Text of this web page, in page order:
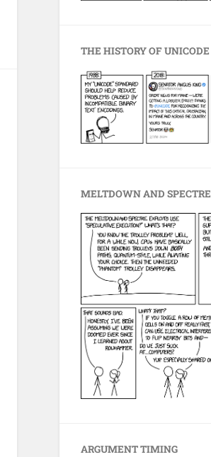
THE HISTORY OF UNICODE
MELTDOWN AND SPECTRE
ARGUMENT TIMING